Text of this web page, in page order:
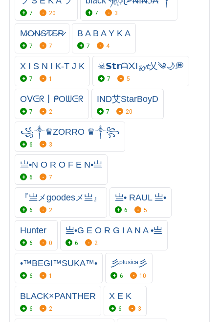
7 20 7 3
M̷O̷N̷S̷T̷E̷R̷
7 7
B A B A Y K A
7 4
X I S N I K-T J K
7 1
☠︎︎𝗦𝘁𝗿ᗩ᙭I𝔃𝔂𝓽乂༄🌙💭
7 5
Oᐯᕮᖇ丨ᑭOᗯᕮᖇ
7 2
IND艾StarBoyD
7 20
꧁༒♛ZORRO ♛༒꧂
6 3
亗•N O R O F E N•亗
6 7
『亗メgoodesメ亗』
6 2
亗• RAUL 亗•
6 5
Hunter
6 0
亗•G E O R G I A N A •亗
6 2
•™BEGI™SUKA™•
6 1
彡ᵖˡᵘˢⁱᶜᵃ彡
6 10
BLACK×PANTHER
6 2
X E K
6 3